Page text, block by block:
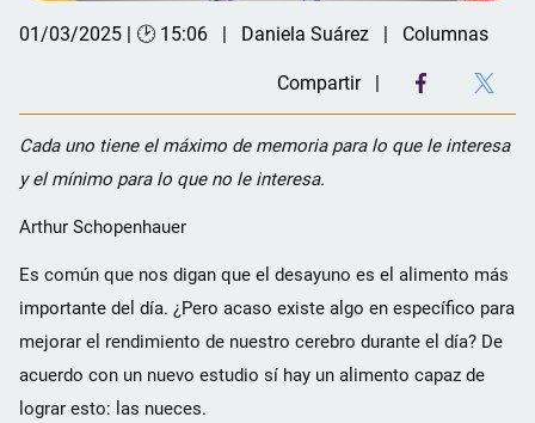
01/03/2025 | 🕑 15:06 Daniela Suárez Columnas
Compartir
Cada uno tiene el máximo de memoria para lo que le interesa
y el mínimo para lo que no le interesa.
Arthur Schopenhauer
Es común que nos digan que el desayuno es el alimento más
importante del día. ¿Pero acaso existe algo en específico para
mejorar el rendimiento de nuestro cerebro durante el día? De
acuerdo con un nuevo estudio sí hay un alimento capaz de
lograr esto: las nueces.